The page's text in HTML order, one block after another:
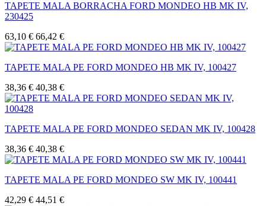
TAPETE MALA BORRACHA FORD MONDEO HB MK IV,
230425
63,10 € 66,42 €
TAPETE MALA PE FORD MONDEO HB MK IV, 100427
38,36 € 40,38 €
TAPETE MALA PE FORD MONDEO SEDAN MK IV, 100428
38,36 € 40,38 €
TAPETE MALA PE FORD MONDEO SW MK IV, 100441
42,29 € 44,51 €